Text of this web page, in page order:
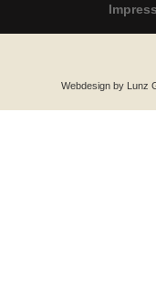
Webdesign by Lunz